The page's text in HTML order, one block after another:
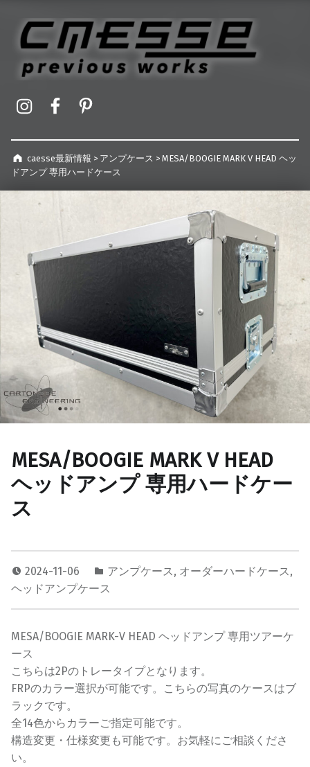
caesse最新情報 > アンプケース > MESA/BOOGIE MARK V HEAD ヘッ
ドアンプ 専用ハードケース
MESA/BOOGIE MARK V HEAD
ヘッドアンプ 専用ハードケー
ス
2024-11-06 アンプケース, オーダーハードケース,
ヘッドアンプケース
MESA/BOOGIE MARK-V HEAD ヘッドアンプ 専用ツアーケ
ース
こちらは2Pのトレータイプとなります。
FRPのカラー選択が可能です。こちらの写真のケースはブ
ラックです。
全14色からカラーご指定可能です。
構造変更・仕様変更も可能です。お気軽にご相談くださ
い。